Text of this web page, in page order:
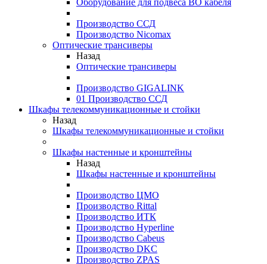
Оборудование для подвеса ВО кабеля
Производство ССД
Производство Nicomax
Оптические трансиверы
Назад
Оптические трансиверы
Производство GIGALINK
01 Производство ССД
Шкафы телекоммуникационные и стойки
Назад
Шкафы телекоммуникационные и стойки
Шкафы настенные и кронштейны
Назад
Шкафы настенные и кронштейны
Производство ЦМО
Производство Rittal
Производство ИТК
Производство Hyperline
Производство Cabeus
Производство DKC
Производство ZPAS